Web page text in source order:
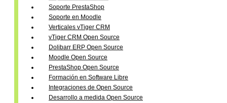
Soporte PrestaShop
Soporte en Moodle
Verticales vTiger CRM
vTiger CRM Open Source
Dolibarr ERP Open Source
Moodle Open Source
PrestaShop Open Source
Formación en Software Libre
Integraciones de Open Source
Desarrollo a medida Open Source